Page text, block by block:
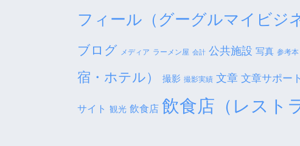
フィール（グーグルマイビジ
ブログ メディア ラーメン屋 会計 公共施設 写真 参考本
宿・ホテル）
撮影 撮影実績 文章 文章サポート
サイト 観光 飲食店 飲食店（レスト